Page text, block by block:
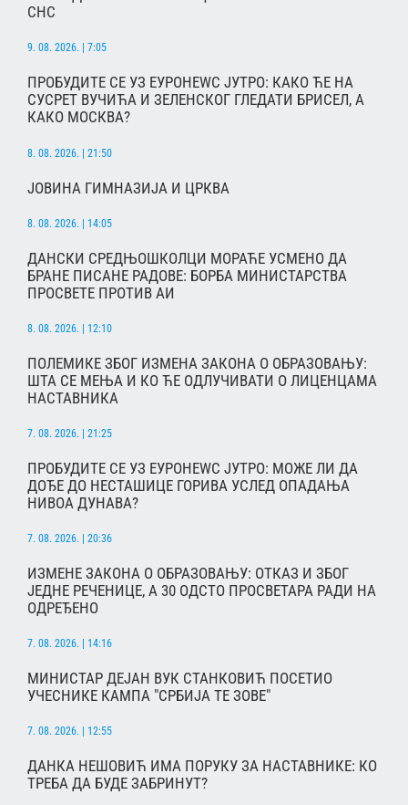
СНС
9. 08. 2026. | 7:05
ПРОБУДИТЕ СЕ УЗ ЕУРОНЕWС ЈУТРО: КАКО ЋЕ НА
СУСРЕТ ВУЧИЋА И ЗЕЛЕНСКОГ ГЛЕДАТИ БРИСЕЛ, А
КАКО МОСКВА?
8. 08. 2026. | 21:50
ЈОВИНА ГИМНАЗИЈА И ЦРКВА
8. 08. 2026. | 14:05
ДАНСКИ СРЕДЊОШКОЛЦИ МОРАЋЕ УСМЕНО ДА
БРАНЕ ПИСАНЕ РАДОВЕ: БОРБА МИНИСТАРСТВА
ПРОСВЕТЕ ПРОТИВ АИ
8. 08. 2026. | 12:10
ПОЛЕМИКЕ ЗБОГ ИЗМЕНА ЗАКОНА О ОБРАЗОВАЊУ:
ШТА СЕ МЕЊА И КО ЋЕ ОДЛУЧИВАТИ О ЛИЦЕНЦАМА
НАСТАВНИКА
7. 08. 2026. | 21:25
ПРОБУДИТЕ СЕ УЗ ЕУРОНЕWС ЈУТРО: МОЖЕ ЛИ ДА
ДОЂЕ ДО НЕСТАШИЦЕ ГОРИВА УСЛЕД ОПАДАЊА
НИВОА ДУНАВА?
7. 08. 2026. | 20:36
ИЗМЕНЕ ЗАКОНА О ОБРАЗОВАЊУ: ОТКАЗ И ЗБОГ
ЈЕДНЕ РЕЧЕНИЦЕ, А 30 ОДСТО ПРОСВЕТАРА РАДИ НА
ОДРЕЂЕНО
7. 08. 2026. | 14:16
МИНИСТАР ДЕЈАН ВУК СТАНКОВИЋ ПОСЕТИО
УЧЕСНИКЕ КАМПА "СРБИЈА ТЕ ЗОВЕ"
7. 08. 2026. | 12:55
ДАНКА НЕШОВИЋ ИМА ПОРУКУ ЗА НАСТАВНИКЕ: КО
ТРЕБА ДА БУДЕ ЗАБРИНУТ?